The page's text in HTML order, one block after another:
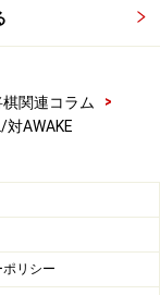
作戦があったの
ように、耳目が
語られる。山口
。AWAKEの敗
棋関連コラム
>
AWAKE
リシー